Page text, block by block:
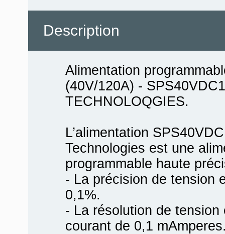
Description
Alimentation
(40V/120A) -
TECHNOLOQGIES.
L’alimentation
Technologies est une
programmable haute
- La précision de tension
0,1%.
- La résolution de
courant de 0,1